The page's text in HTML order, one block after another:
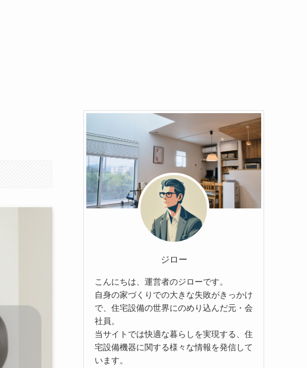
ジロー
こんにちは、運営者のジローです。
自身の家づくりでの大きな失敗がきっかけ
で、住宅設備の世界にのめり込んだ元・会
社員。
当サイトでは快適な暮らしを実現する、住
宅設備機器に関する様々な情報を発信して
います。